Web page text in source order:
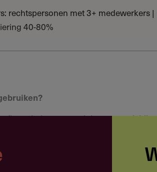
rechtspersonen met 3+ medewerkers
40-80%
voor trainings- en